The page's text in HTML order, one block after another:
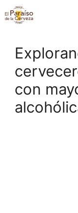
Saltar
al
con